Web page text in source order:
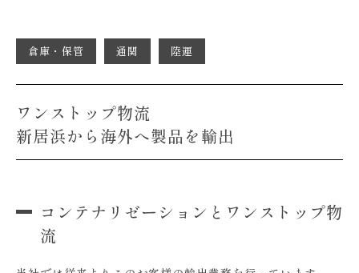
倉庫・保管 通関 陸運
ワンストップ物流
新居浜から海外へ製品を輸出
コンテナリゼーションとワンストップ物
流